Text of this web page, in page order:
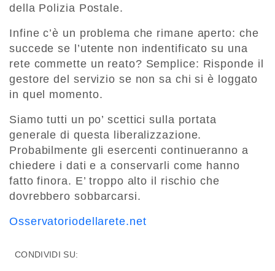
della Polizia Postale.
Infine c’è un problema che rimane aperto: che
succede se l’utente non indentificato su una
rete commette un reato? Semplice: Risponde il
gestore del servizio se non sa chi si è loggato
in quel momento.
Siamo tutti un po’ scettici sulla portata
generale di questa liberalizzazione.
Probabilmente gli esercenti continueranno a
chiedere i dati e a conservarli come hanno
fatto finora. E’ troppo alto il rischio che
dovrebbero sobbarcarsi.
Osservatoriodellarete.net
CONDIVIDI SU: